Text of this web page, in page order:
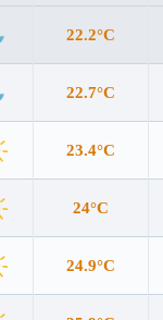
22.2°C
22.7°C
23.4°C
24°C
24.9°C